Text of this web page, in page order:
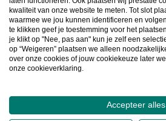
Lid worden
Snel navigeren
kwaliteit van onze website te meten. Tot slot
waarmee we jou kunnen identificeren en
te klikken geef je toestemming voor het
je klikt op "Nee, pas aan" kun je zelf een
op “Weigeren” plaatsen we alleen
over onze cookies of jouw cookiekeuze later
onze cookieverklaring.
Accepteer alles